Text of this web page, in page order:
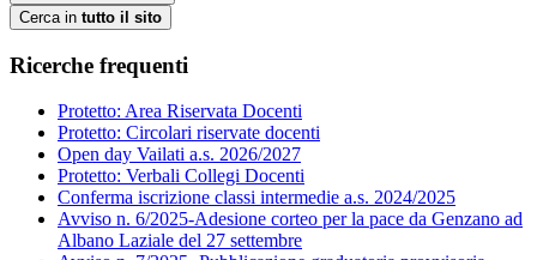
Cerca in tutto il sito
Ricerche frequenti
Protetto: Area Riservata Docenti
Protetto: Circolari riservate docenti
Open day Vailati a.s. 2026/2027
Protetto: Verbali Collegi Docenti
Conferma iscrizione classi intermedie a.s. 2024/2025
Avviso n. 6/2025-Adesione corteo per la pace da Genzano ad
Albano Laziale del 27 settembre